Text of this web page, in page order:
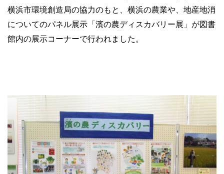
横浜市環境創造局の協力のもと、横浜の農業や、地産地消
についてのパネル展示「濱の農ディスカバリー展」が図書
館内の展示コーナーで行われました。